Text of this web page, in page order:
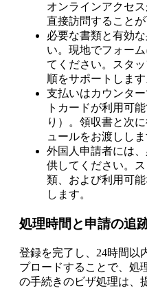
オンラインアクセ
直接訪問することが
必要な書類と有効
い。現地でフォー
てください。スタ
順をサポートします
支払いはカウンタ
トカードが利用可
り）。領収書と次
ュールをお渡ししま
外国人申請者には
供してください。
類、および利用可
します。
処理時間と申請の追
登録を完了し、24時間以
プロードすることで、処
の手続きのビザ処理は、